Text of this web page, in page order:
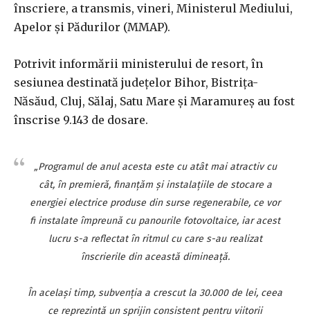
înscriere, a transmis, vineri, Ministerul Mediului,
Apelor şi Pădurilor (MMAP).
Potrivit informării ministerului de resort, în
sesiunea destinată judeţelor Bihor, Bistriţa-
Năsăud, Cluj, Sălaj, Satu Mare şi Maramureş au fost
înscrise 9.143 de dosare.
„Programul de anul acesta este cu atât mai atractiv cu
cât, în premieră, finanţăm şi instalaţiile de stocare a
energiei electrice produse din surse regenerabile, ce vor
fi instalate împreună cu panourile fotovoltaice, iar acest
lucru s-a reflectat în ritmul cu care s-au realizat
înscrierile din această dimineaţă.
În acelaşi timp, subvenţia a crescut la 30.000 de lei, ceea
ce reprezintă un sprijin consistent pentru viitorii